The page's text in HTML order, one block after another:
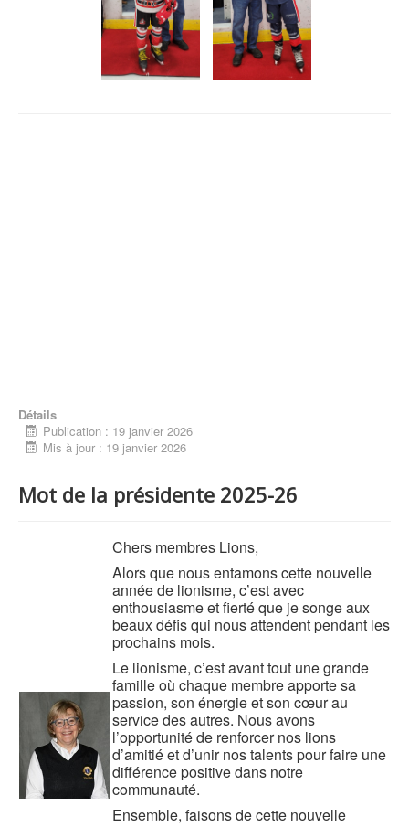
Détails
Publication : 19 janvier 2026
Mis à jour : 19 janvier 2026
Mot de la présidente 2025-26
Chers membres Lions,
Alors que nous entamons cette nouvelle
année de lionisme, c’est avec
enthousiasme et fierté que je songe aux
beaux défis qui nous attendent pendant les
prochains mois.
Le lionisme, c’est avant tout une grande
famille où chaque membre apporte sa
passion, son énergie et son cœur au
service des autres. Nous avons
l’opportunité de renforcer nos lions
d’amitié et d’unir nos talents pour faire une
différence positive dans notre
communauté.
Ensemble, faisons de cette nouvelle